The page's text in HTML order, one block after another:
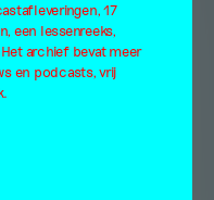
17
een lessenreeks,
archief bevat meer
en podcasts, vrij